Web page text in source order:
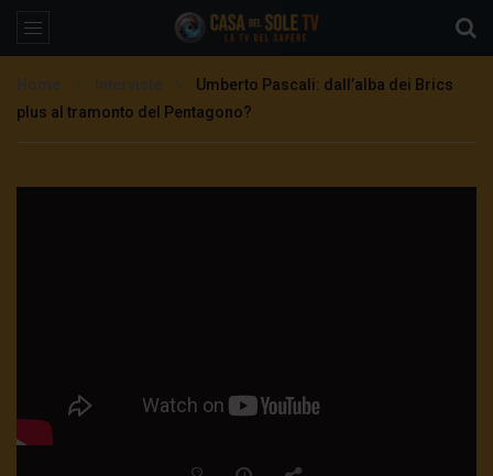
Umberto Pascali: dall’alba dei Brics
plus al tramonto del Pentagono?